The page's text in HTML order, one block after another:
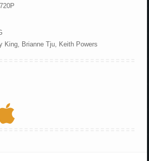
King, Brianne Tju, Keith Powers